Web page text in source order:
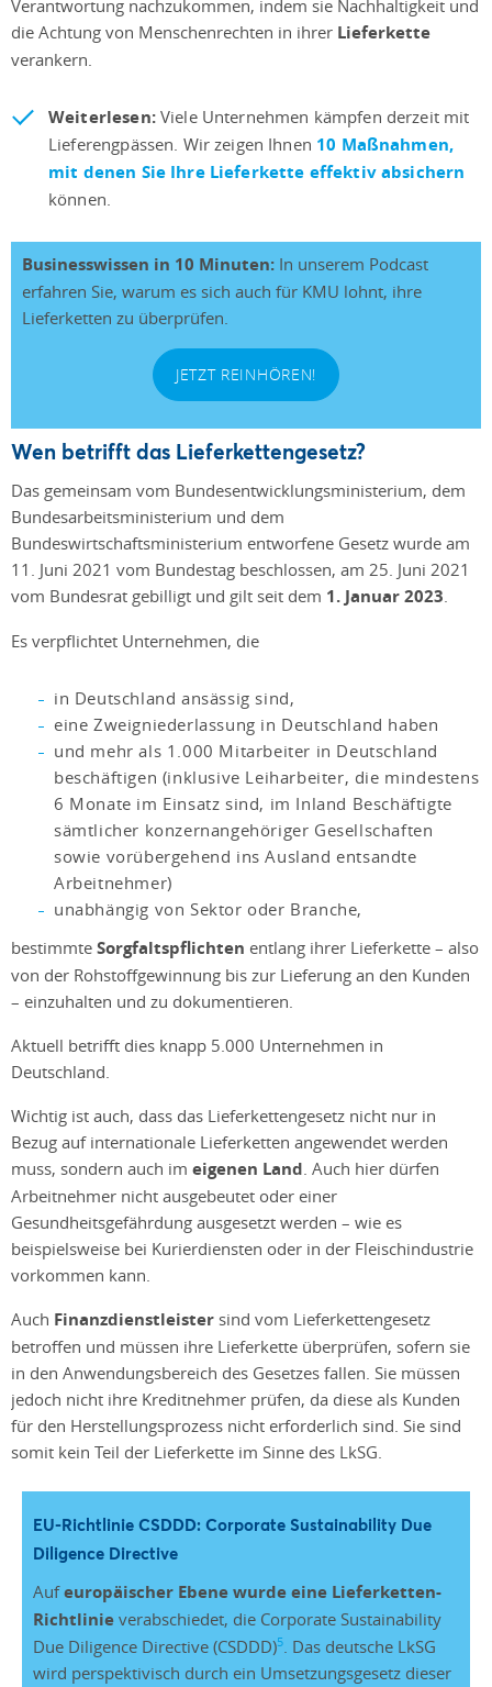
Verantwortung nachzukommen, indem sie Nachhaltigkeit und
die Achtung von Menschenrechten in ihrer Lieferkette
verankern.
Weiterlesen:Viele Unternehmen kämpfen derzeit mit
Lieferengpässen. Wir zeigen Ihnen 10 Maßnahmen,
mit denen Sie Ihre Lieferkette effektiv absichern
können.
Businesswissen in 10 Minuten: In unserem Podcast
erfahren Sie, warum es sich auch für KMU lohnt, ihre
Lieferketten zu überprüfen.
JETZT REINHÖREN!
Wen betrifft das Lieferkettengesetz?
Das gemeinsam vom Bundesentwicklungsministerium, dem
Bundesarbeitsministerium und dem
Bundeswirtschaftsministerium entworfene Gesetz wurde am
11. Juni 2021 vom Bundestag beschlossen, am 25. Juni 2021
vom Bundesrat gebilligt und gilt seit dem 1. Januar 2023
Es verpflichtet Unternehmen, die
in Deutschland ansässig sind,
eine Zweigniederlassung in Deutschland haben
und mehr als 1.000 Mitarbeiter in Deutschland
beschäftigen (inklusive Leiharbeiter, die mindestens
6 Monate im Einsatz sind, im Inland Beschäftigte
sämtlicher konzernangehöriger Gesellschaften
sowie vorübergehend ins Ausland entsandte
Arbeitnehmer)
unabhängig von Sektor oder Branche,
bestimmte Sorgfaltspflichten entlang ihrer Lieferkette – also
von der Rohstoffgewinnung bis zur Lieferung an den Kunden
– einzuhalten und zu dokumentieren.
Aktuell betrifft dies knapp 5.000 Unternehmen in
Deutschland.
Wichtig ist auch, dass das Lieferkettengesetz nicht nur in
Bezug auf internationale Lieferketten angewendet werden
muss, sondern auch im eigenen Land . Auch hier dürfen
Arbeitnehmer nicht ausgebeutet oder einer
Gesundheitsgefährdung ausgesetzt werden – wie es
beispielsweise bei Kurierdiensten oder in der Fleischindustrie
vorkommen kann.
Auch Finanzdienstleister sind vom Lieferkettengesetz
betroffen und müssen ihre Lieferkette überprüfen, sofern sie
in den Anwendungsbereich des Gesetzes fallen. Sie müssen
jedoch nicht ihre Kreditnehmer prüfen, da diese als Kunden
für den Herstellungsprozess nicht erforderlich sind. Sie sind
somit kein Teil der Lieferkette im Sinne des LkSG.
EU-Richtlinie CSDDD: Corporate Sustainability Due
Diligence Directive
Aufeuropäischer Ebene wurde eine Lieferketten-
Richtlinie verabschiedet, die Corporate Sustainability
Due Diligence Directive (CSDDD)5 . Das deutsche LkSG
wird perspektivisch durch ein Umsetzungsgesetz dieser